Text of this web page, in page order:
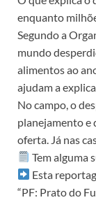
enquanto
Segundo a
mundo
alimentos ao
ajudam a
No campo, o
planejamento e
oferta. Já nas
Tem alguma
Esta
“PF: Prato do